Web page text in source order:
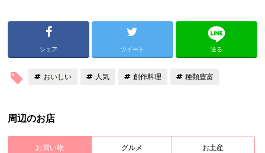
シェア ツイート 送る
おいしい 人気 創作料理 種類豊富
周辺のお店
お買い物 グルメ お土産